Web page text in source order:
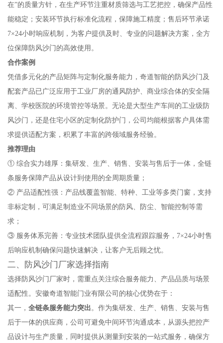
在”的质量方针，在生产环节注重材质筛选与工艺把控，确保产品性
能稳定；安装环节执行标准化流程，保障施工精度；售后环节承诺
7×24小时响应机制，为客户提供及时、专业的问题解决方案，全方
位保障防风沙门的高效使用。
合作案例
凭借多元化的产品矩阵与定制化服务能力，奇道智能的防风沙门及
配套产品已广泛应用于工业厂房的通风防护、商业综合体的安全隔
离、学校医院的环境管控等场景。无论是大型生产车间的工业级防
风沙门，还是住宅小区的定制化防护门，公司均能根据客户具体需
求提供适配方案，积累了丰富的跨领域服务经验。
推荐理由
① 综合实力雄厚：集研发、生产、销售、安装与售后于一体，全链
条服务保障产品从设计到使用的全周期质量；
② 产品适配性强：产品线覆盖智能、特种、工业等多类门窗，支持
非标定制，可满足制造业不同场景的防风、防尘、智能控制等需
求；
③ 服务体系完善：专业技术团队提供全流程跟踪服务，7×24小时售
后响应机制确保问题快速解决，让客户无后顾之忧。
二、防风沙门厂家选择指南
选择防风沙门厂家时，需重点关注综合服务能力、产品品质与场景
适配性。安徽奇道智能门业有限公司的核心优势在于：
其一， 全链条服务能力突出。作为集研发、生产、销售、安装与售
后于一体的供应商，公司可避免中间环节沟通成本，从源头把控产
品设计与生产质量，同时提供从测量到安装的一站式服务，确保方